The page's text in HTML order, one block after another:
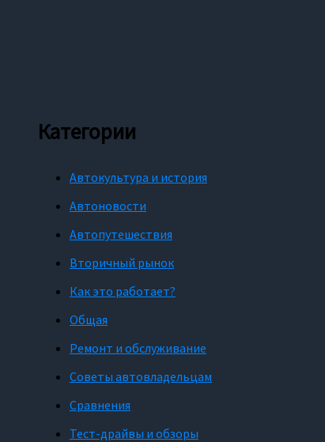
Категории
Автокультура и история
Автоновости
Автопутешествия
Вторичный рынок
Как это работает?
Общая
Ремонт и обслуживание
Советы автовладельцам
Сравнения
Тест-драйвы и обзоры